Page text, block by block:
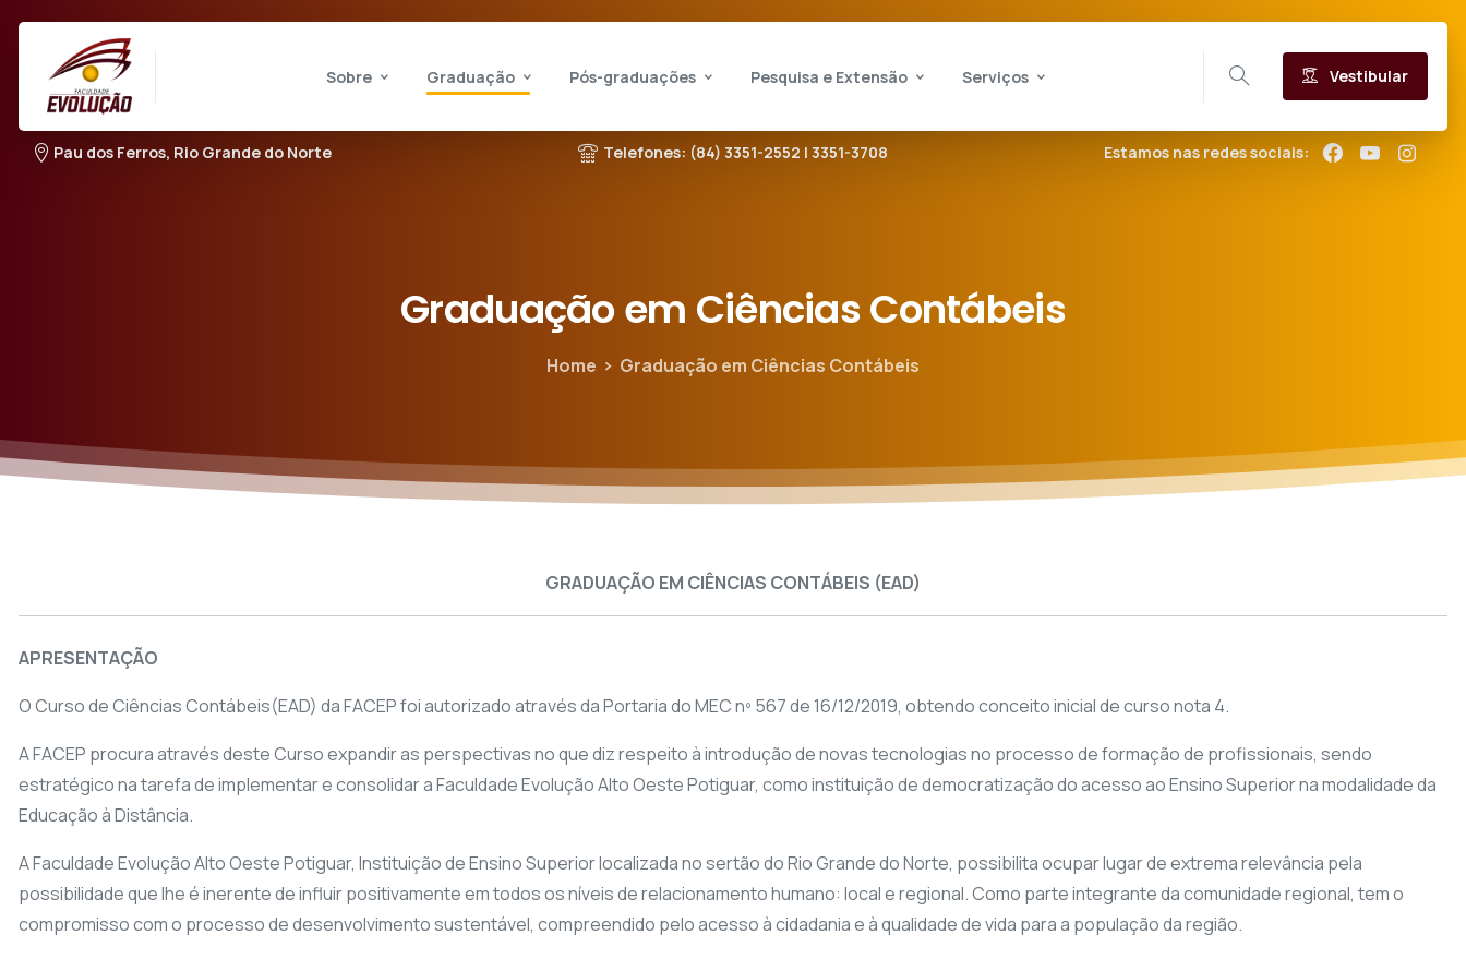
Sobre Graduação Pós-graduações Pesquisa e Extensão Serviços Vestibular
Pau dos Ferros, Rio Grande do Norte Telefones: (84) 3351-2552 | 3351-3708 Estamos nas redes sociais:
Graduaçãoem CiênciasContábeis
Home Graduação em Ciências Contábeis
GRADUAÇÃO EM CIÊNCIAS CONTÁBEIS (EAD)
APRESENTAÇÃO
O Curso de Ciências Contábeis(EAD) da FACEP foi autorizado através da Portaria do MEC nº 567 de 16/12/2019, obtendo conceito inicial de curso nota 4.
A FACEP procura através deste Curso expandir as perspectivas no que diz respeito à introdução de novas tecnologias no processo de formação de profissionais, sendo
estratégico na tarefa de implementar e consolidar a Faculdade Evolução Alto Oeste Potiguar, como instituição de democratização do acesso ao Ensino Superior na modalidade da
Educação à Distância.
A Faculdade Evolução Alto Oeste Potiguar, Instituição de Ensino Superior localizada no sertão do Rio Grande do Norte, possibilita ocupar lugar de extrema relevância pela
possibilidade que lhe é inerente de influir positivamente em todos os níveis de relacionamento humano: local e regional. Como parte integrante da comunidade regional, tem o
compromisso com o processo de desenvolvimento sustentável, compreendido pelo acesso à cidadania e à qualidade de vida para a população da região.